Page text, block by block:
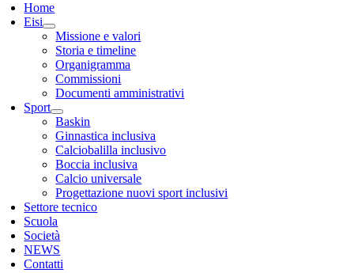
Home
Eisi
Missione e valori
Storia e timeline
Organigramma
Commissioni
Documenti amministrativi
Sport
Baskin
Ginnastica inclusiva
Calciobalilla inclusivo
Boccia inclusiva
Calcio universale
Progettazione nuovi sport inclusivi
Settore tecnico
Scuola
Società
NEWS
Contatti